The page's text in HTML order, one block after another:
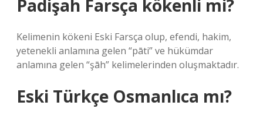
Padişah Farsça kökenli mi?
Kelimenin kökeni Eski Farsça olup, efendi, hakim,
yetenekli anlamına gelen “pāti” ve hükümdar
anlamına gelen “şāh” kelimelerinden oluşmaktadır.
Eski Türkçe Osmanlıca mı?